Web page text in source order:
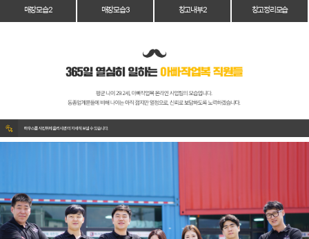
매장 모습 2 매장 모습 3 창고 내부 2 창고 정리 모습